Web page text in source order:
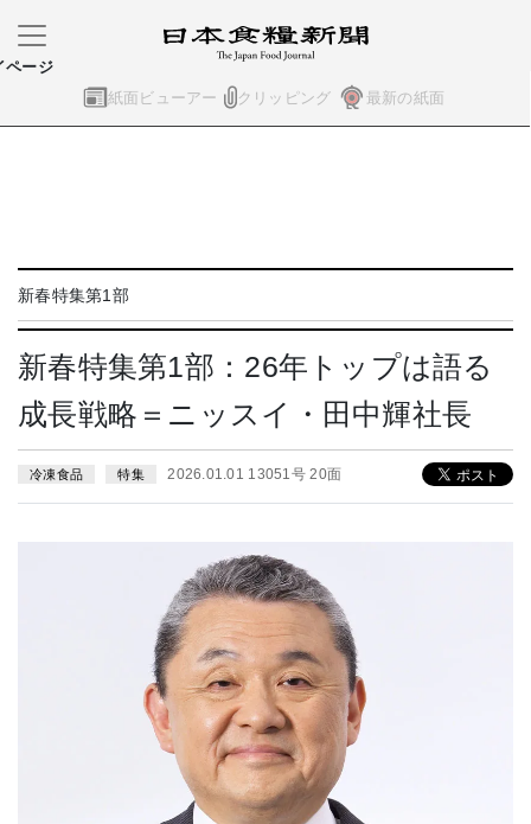
紙面ビューアー クリッピング 最新の紙面
ページ
新春特集第1部
新春特集第1部：26年トップは語る
成長戦略＝ニッスイ・田中輝社長
冷凍食品 特集 2026.01.01 13051号 20面